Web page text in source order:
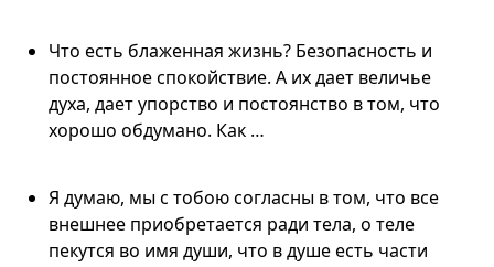
Что есть блаженная жизнь? Безопасность и
постоянное спокойствие. А их дает величье
духа, дает упорство и постоянство в том, что
хорошо обдумано. Как …
Я думаю, мы с тобою согласны в том, что все
внешнее приобретается ради тела, о теле
пекутся во имя души, что в душе есть части